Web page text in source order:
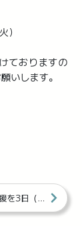
）
ておりますの
いします。
2月定期支援を3日（土）に開催しました